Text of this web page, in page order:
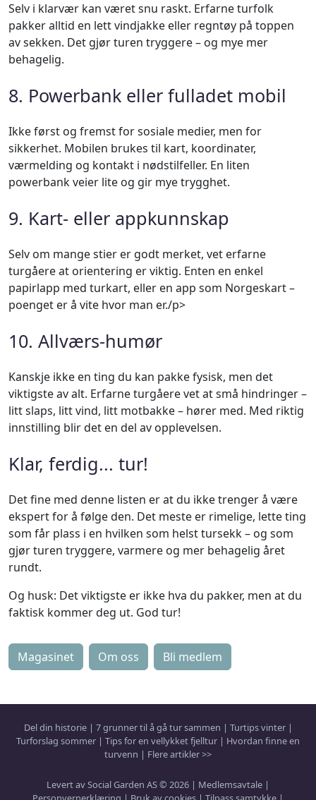
Selv i klarvær kan været snu raskt. Erfarne turfolk
pakker alltid en lett vindjakke eller regntøy på toppen
av sekken. Det gjør turen tryggere – og mye mer
behagelig.
8. Powerbank eller fulladet mobil
Ikke først og fremst for sosiale medier, men for
sikkerhet. Mobilen brukes til kart, koordinater,
værmelding og kontakt i nødstilfeller. En liten
powerbank veier lite og gir mye trygghet.
9. Kart- eller appkunnskap
Selv om mange stier er godt merket, vet erfarne
turgåere at orientering er viktig. Enten en enkel
papirlapp med turkart, eller en app som Norgeskart –
poenget er å vite hvor man er./p>
10. Allværs-humør
Kanskje ikke en ting du kan pakke fysisk, men det
viktigste av alt. Erfarne turgåere vet at små hindringer –
litt slaps, litt vind, litt motbakke – hører med. Med riktig
innstilling blir det en del av opplevelsen.
Klar, ferdig... tur!
Det fine med denne listen er at du ikke trenger å være
ekspert for å følge den. Det meste er rimelige, lette ting
som får plass i en hvilken som helst tursekk – og som
gjør turen tryggere, varmere og mer behagelig året
rundt.
Og husk: Det viktigste er ikke hva du pakker, men at du
faktisk kommer deg ut. God tur!
Magasinet Om oss Bli medlem
Del din historie| 7 grunner til å gå tur sammen | Turtips vinter|
Turforslag sommer | Tips for en vellykket fjelltur | Hvordan finne en
turvenn | Flere artikler >>
Levert av Social Garden AS © 2026 | Medlemsavtale |